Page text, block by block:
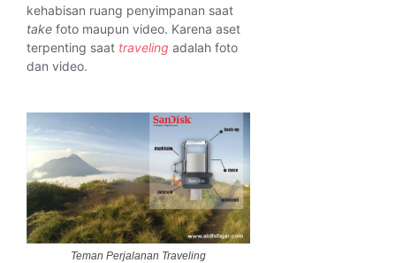
kehabisan ruang penyimpanan saat
take foto maupun video. Karena aset
terpenting saat traveling adalah foto
dan video.
Teman Perjalanan Traveling